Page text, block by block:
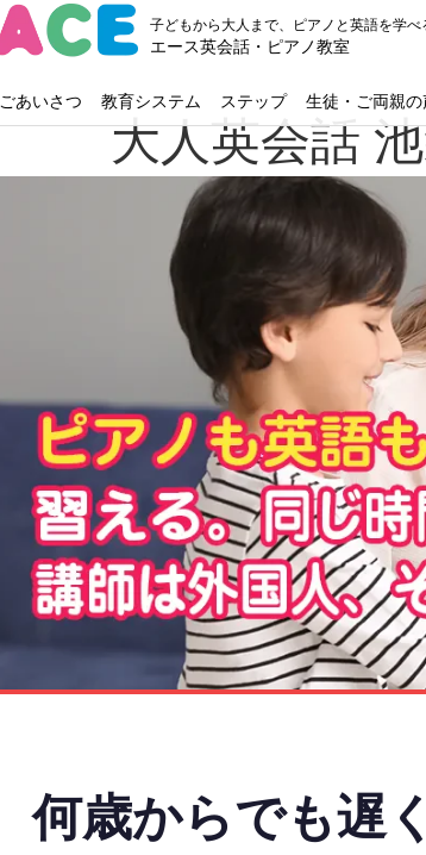
子どもから大人まで、ピアノと英語を学べ
エース英会話・ピアノ教室
ごあいさつ 教育システム ステップ 生徒・ご両親の
大人英会話
何歳からでも遅